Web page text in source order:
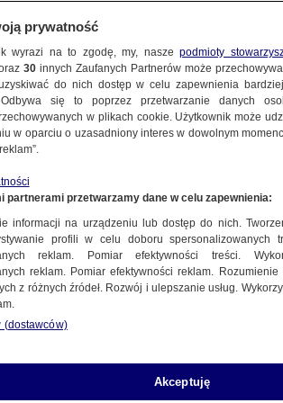
informują o kolejnym
prywatność
wyrazi na to zgodę, my, naszepodmioty
30 innych Zaufanych Partnerów może
do nich dostęp w celu zapewnienia
się to poprzez przetwarzanie danych
w plikach cookie. Użytkownik może
w oparciu o uzasadniony interes w dowolnym
partnerami przetwarzamy dane w celu zapewnienia:
informacji na urządzeniu lub dostęp do nich.
profili w celu doboru spersonalizowanych
reklam. Pomiar efektywności treści.
reklam. Pomiar efektywności reklam.
z różnych źródeł. Rozwój i ulepszanie usług.
(dostawców)
Akceptuję